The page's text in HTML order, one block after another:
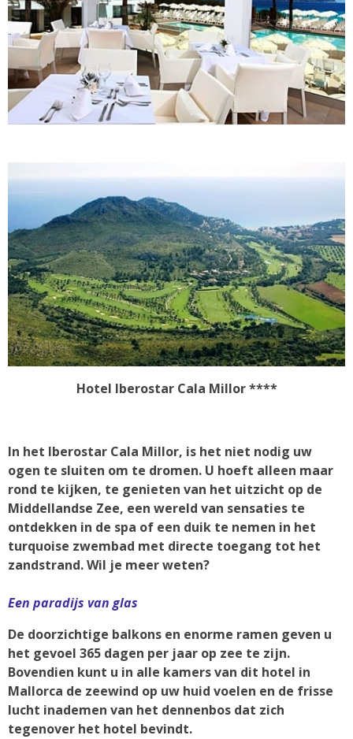
Hotel Iberostar Cala Millor ****
In het Iberostar Cala Millor, is het niet nodig uw
ogen te sluiten om te dromen. U hoeft alleen maar
rond te kijken, te genieten van het uitzicht op de
Middellandse Zee, een wereld van sensaties te
ontdekken in de spa of een duik te nemen in het
turquoise zwembad met directe toegang tot het
zandstrand. Wil je meer weten?
Een paradijs van glas
De doorzichtige balkons en enorme ramen geven u
het gevoel 365 dagen per jaar op zee te zijn.
Bovendien kunt u in alle kamers van dit hotel in
Mallorca de zeewind op uw huid voelen en de frisse
lucht inademen van het dennenbos dat zich
tegenover het hotel bevindt.